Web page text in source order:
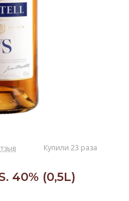
Купили 23 раза
40% (0,5L)